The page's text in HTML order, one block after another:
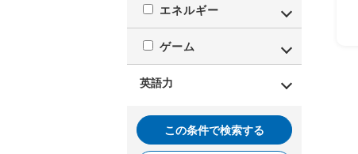
エネルギー
ゲーム
英語力
この条件で検索する